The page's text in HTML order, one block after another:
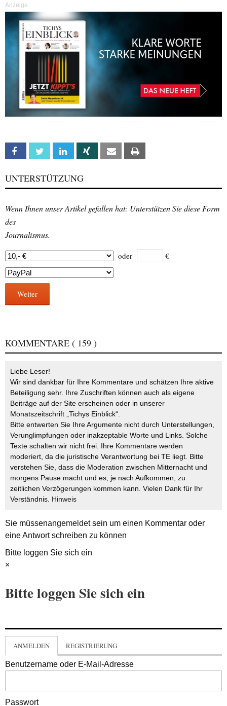
Anzeige
Facebook Twitter Linkedin Xing Email
UNTERSTÜTZUNG
Wenn Ihnen unser Artikel gefallen hat: Unterstützen Sie diese Form
des
Journalismus.
oder €
Weiter
KOMMENTARE ( 159 )
Liebe Leser!
Wir sind dankbar für Ihre Kommentare und schätzen Ihre aktive
Beteiligung sehr. Ihre Zuschriften können auch als eigene
Beiträge auf der Site erscheinen oder in unserer
Monatszeitschrift „Tichys Einblick“.
Bitte entwerten Sie Ihre Argumente nicht durch Unterstellungen,
Verunglimpfungen oder inakzeptable Worte und Links. Solche
Texte schalten wir nicht frei. Ihre Kommentare werden
moderiert, da die juristische Verantwortung bei TE liegt. Bitte
verstehen Sie, dass die Moderation zwischen Mitternacht und
morgens Pause macht und es, je nach Aufkommen, zu
zeitlichen Verzögerungen kommen kann. Vielen Dank für Ihr
Verständnis. Hinweis
Sie müssenangemeldetsein um einen Kommentar oder
eine Antwort schreiben zu können
Bitte loggen Sie sich ein
×
Bitte loggen Sie sich ein
ANMELDEN REGISTRIERUNG
Benutzername oder E-Mail-Adresse
Passwort